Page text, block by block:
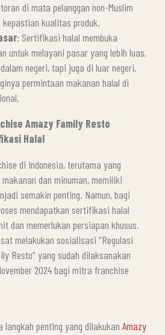
di mata pelanggan non-Muslim
kualitas produk.
: Sertifikasi halal membuka
untuk melayani pasar yang lebih luas,
negeri, tapi juga di luar negeri,
permintaan makanan halal di
Amazy Family Resto
Halal
di Indonesia, terutama yang
dan minuman, memiliki
semakin penting. Namun, bagi
mendapatkan sertifikasi halal
dan memerlukan persiapan khusus.
melakukan sosialisasi “Regulasi
Resto” yang sudah dilaksanakan
2024 bagi mitra franchise
langkah penting yang dilakukan Amazy